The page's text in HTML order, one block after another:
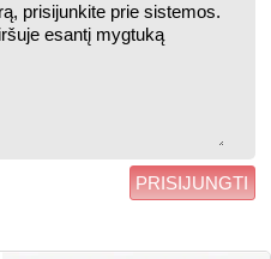
PRISIJUNGTI